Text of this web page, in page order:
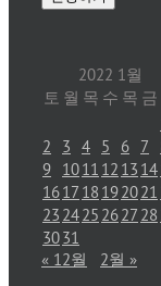
2022 1월
토 월 목 수 목 금
2
3 4 5 6 7
9 1011 12 13 14
1617 18 192021
23 2425 2627 28
3031
« 12월
2월 »